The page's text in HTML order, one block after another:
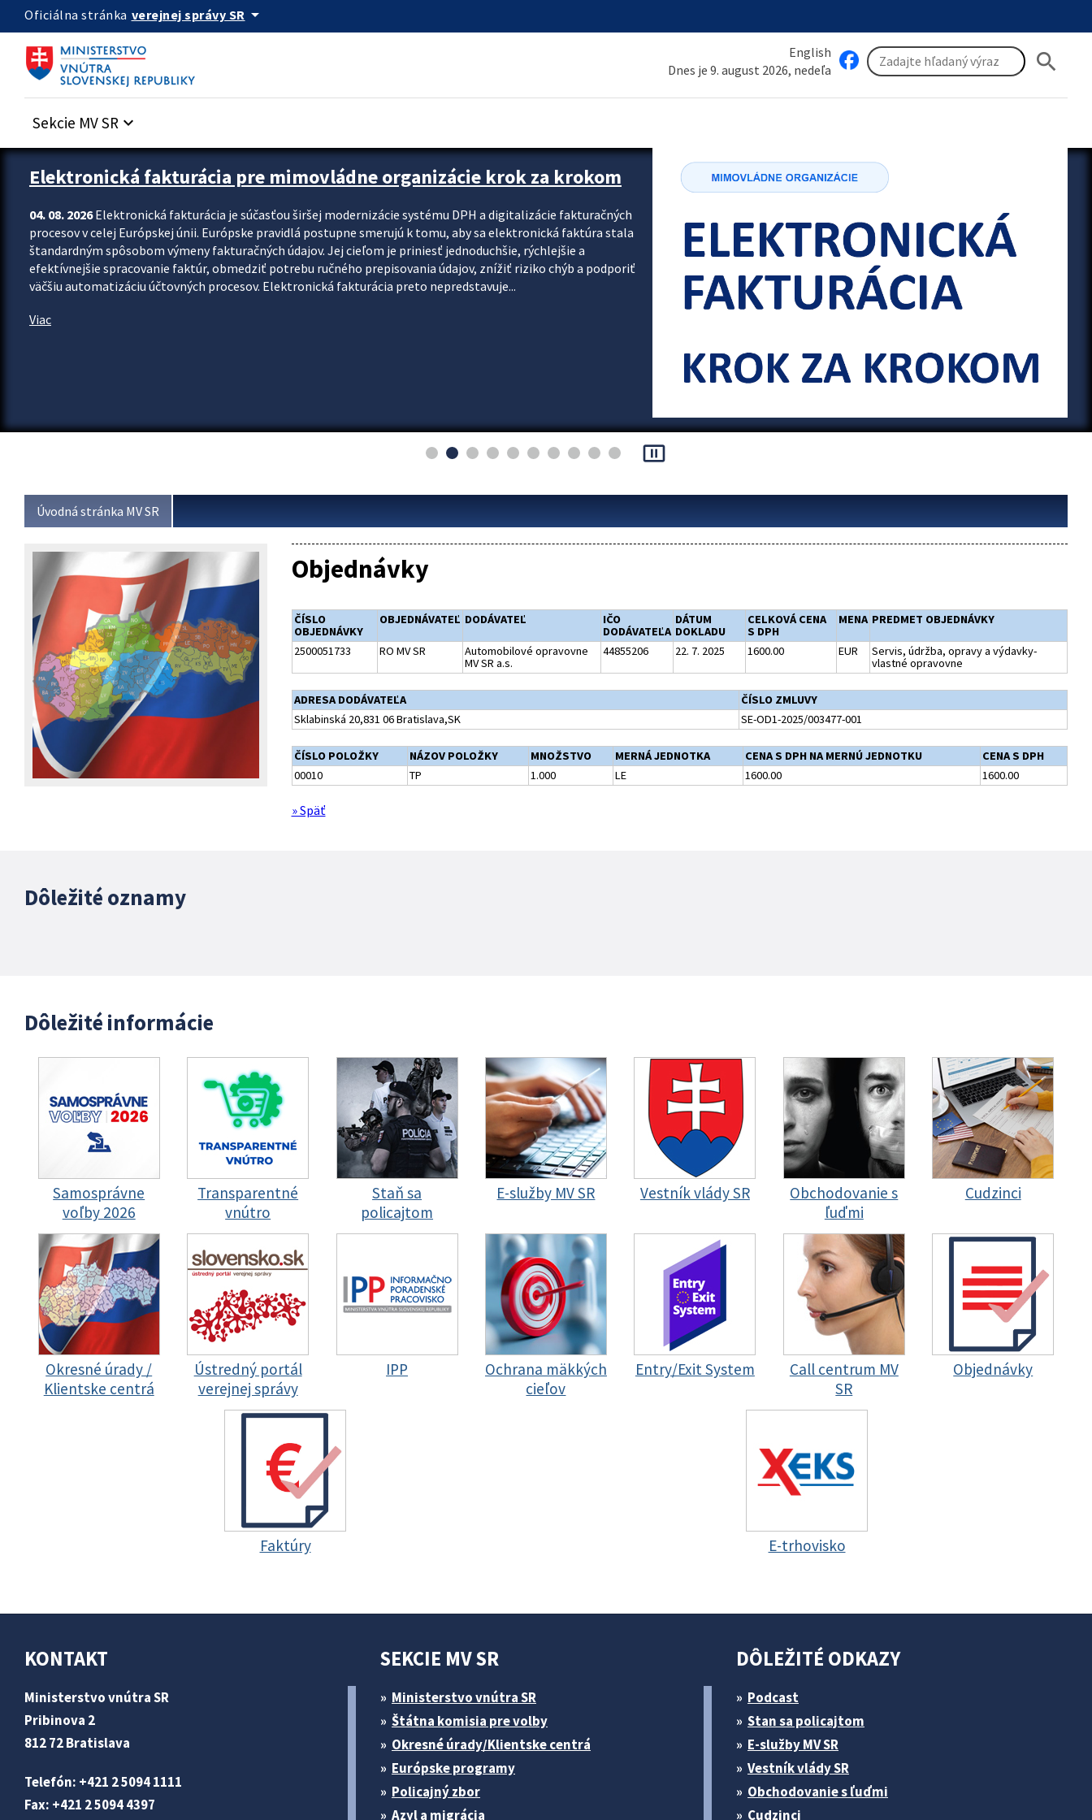
Preskocit na hlavný obsah
Oficiálna stránka verejnej správy SR arrow_drop_down
English
Dnes je 9. august 2026, nedeľa
search
Sekcie MV SR keyboard_arrow_down
Zastavit automatický posun upútavok
Elektronická fakturácia pre mimovládne organizácie krok za krokom
04. 08. 2026Elektronická fakturácia je súčasťou širšej modernizácie systému DPH a digitalizácie fakturačných
procesov v celej Európskej únii. Európske pravidlá postupne smerujú k tomu, aby sa elektronická faktúra stala
štandardným spôsobom výmeny fakturačných údajov. Jej cieľom je priniesť jednoduchšie, rýchlejšie a
efektívnejšie spracovanie faktúr, obmedziť potrebu ručného prepisovania údajov, znížiť riziko chýb a podporiť
väčšiu automatizáciu účtovných procesov. Elektronická fakturácia preto nepredstavuje...
Viac
pause_presentation
Úvodná stránka MV SR
Objednávky
ČÍSLO
OBJEDNÁVKY
OBJEDNÁVATEĽ DODÁVATEĽ
IČO
DODÁVATEĽA
DÁTUM
DOKLADU
CELKOVÁ CENA
S DPH
MENA PREDMET OBJEDNÁVKY
2500051733 RO MV SR
Automobilové opravovne
MV SR a.s.
44855206 22. 7. 2025 1600.00 EUR
Servis, údržba, opravy a výdavky-
vlastné opravovne
ADRESA DODÁVATEĽA
ČÍSLO ZMLUVY
Sklabinská 20,831 06 Bratislava,SK
SE-OD1-2025/003477-001
ČÍSLO POLOŽKY NÁZOV POLOŽKY MNOŽSTVO MERNÁ JEDNOTKA CENA S DPH NA MERNÚ JEDNOTKU
CENA S DPH
00010
TP 1.000 LE 1600.00 1600.00
» Späť
Dôležité oznamy
Dôležité informácie
Samosprávne
voľby 2026
Transparentné
vnútro
Staň sa
policajtom
E-služby MV SR Vestník vlády SR
Obchodovanie s
ľuďmi
Cudzinci
Okresné úrady /
Klientske centrá
Ústredný portál
verejnej správy
IPP
Ochrana mäkkých
cieľov
Entry/Exit System
Call centrum MV
SR
Objednávky
Faktúry E-trhovisko
KONTAKT
Ministerstvo vnútra SR
Pribinova 2
812 72 Bratislava
Telefón: +421 2 5094 1111
Fax: +421 2 5094 4397
SEKCIE MV SR
Ministerstvo vnútra SR
Štátna komisia pre volby
Okresné úrady/Klientske centrá
Európske programy
Policajný zbor
Azyl a migrácia
DÔLEŽITÉ ODKAZY
Podcast
Stan sa policajtom
E-služby MV SR
Vestník vlády SR
Obchodovanie s ľuďmi
Cudzinci